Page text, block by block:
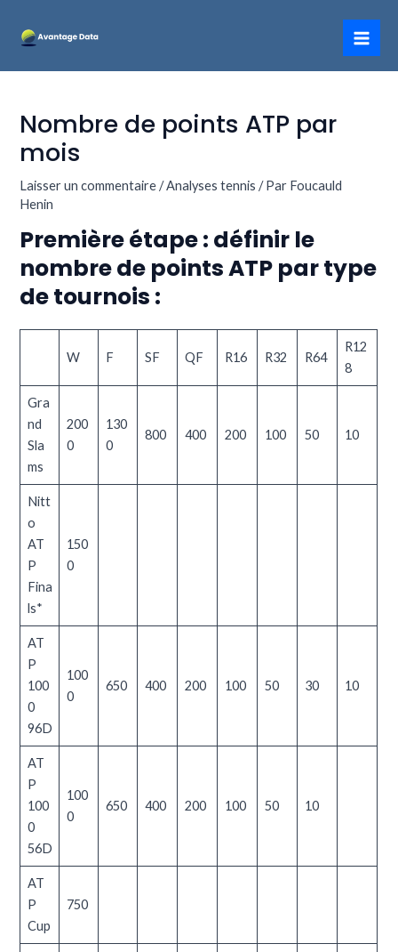
Nombre de points ATP par
mois
Laisser un commentaire /Analyses tennis / Par Foucauld
Henin
Première étape : définir le
nombre de points ATP par type
de tournois :
W F SF QF R16 R32 R64
R12
8
Gra
nd
Sla
ms
200
0
130
0
800 400 200 100 50 10
Nitt
o
AT
P
Fina
ls*
150
0
AT
P
100
0
96D
100
0
650 400 200 100 50 30 10
AT
P
100
0
56D
100
0
650 400 200 100 50 10
AT
P
Cup
750
des